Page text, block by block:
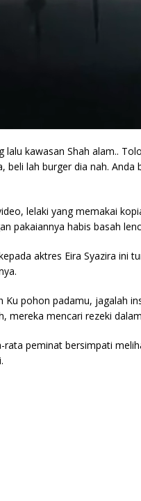
lalu kawasan Shah alam..
beli lah burger dia nah. Anda
lelaki yang memakai
pakaiannya habis basah
aktres Eira Syazira ini
Ku pohon padamu, jagalah
mereka mencari rezeki
peminat bersimpati